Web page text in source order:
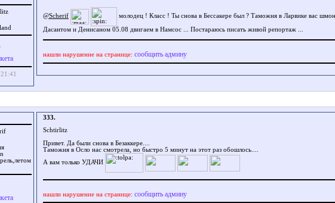
@Scherif молодец ! Класс ! Ты снова в Бессакере был ? Таможня в Ларвике вас
Дасантом и Денисаном 05.08 двигаем в Намсос ... Постараюсь писать живой репортаж ...
нашли нарушение на странице: сообщить админу
333.
Schtirlitz
Привет. Да были снова в Безаккере....
Таможня в Осло нас смотрела, но быстро 5 минут на этот раз обошлось....
А вам только УДАЧИ
нашли нарушение на странице: сообщить админу